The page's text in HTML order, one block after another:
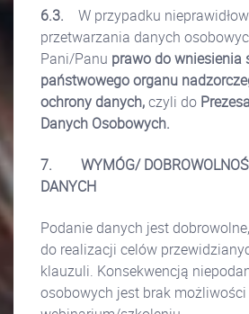
6.3.
W przypadku
przetwarzania danych
Pani/Panu prawo do wniesienia
państwowego organu
ochrony danych,czyli do
Danych Osobowych.
7.
WYMÓG/
DANYCH
Podanie danych jest
do realizacji celów
klauzuli. Konsekwencją
osobowych jest brak możliwości